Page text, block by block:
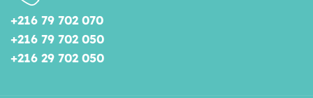
+216 79 702 070
+216 79 702 050
+216 29 702 050